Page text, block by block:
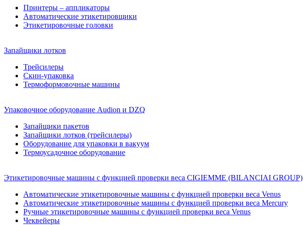
Принтеры – аппликаторы
Автоматические этикетировщики
Этикетировочные головки
Запайщики лотков
Трейсилеры
Скин-упаковка
Термоформовочные машины
Упаковочное оборудование Audion и DZQ
Запайщики пакетов
Запайщики лотков (трейсилеры)
Оборудование для упаковки в вакуум
Термоусадочное оборудование
Этикетировочные машины с функцией проверки веса CIGIEMME (BILANCIAI GROUP)
Автоматические этикетировочные машины с функцией проверки веса Venus
Автоматические этикетировочные машины с функцией проверки веса Mercury
Ручные этикетировочные машины с функцией проверки веса Venus
Чеквейеры